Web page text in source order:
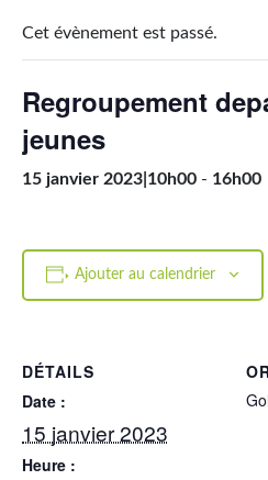
Cet évènement est passé.
Regroupement
jeunes
15 janvier 2023|10h00 - 16h00
Ajouter au calendrier
DÉTAILS
Date :
15 janvier 2023
Heure :